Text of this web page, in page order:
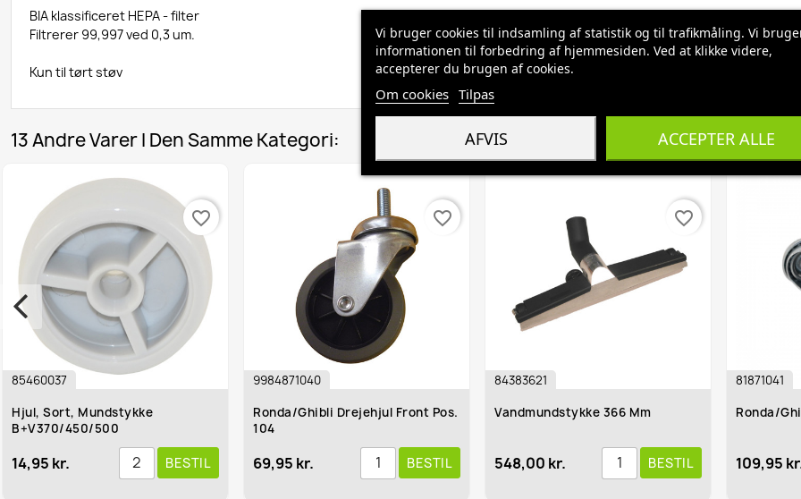
BIA klassificeret HEPA - filter
Filtrerer 99,997 ved 0,3 um.
Kun til tørt støv
13 Andre Varer I Den Samme Kategori:
BESTIL
favorite_border
Ronda/Ghibli Drejehjul Front Pos.
69,95 kr. BESTIL
Vandmundstykke 366 Mm
548,00 kr. BESTIL
favorite_border
Ronda/Ghibli Drejehjul D. 75
109,95 kr.
Vi bruger cookies til indsamling af statistik og til trafikmåling. Vi
informationen til forbedring af hjemmesiden. Ved at klikke videre,
accepterer du brugen af cookies.
Om cookies Tilpas
AFVIS ACCEPTER ALLE